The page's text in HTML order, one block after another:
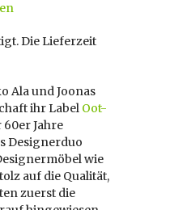
Die Lieferzeit
Ala und Joonas
ihr Label Oot-
Jahre
Designerduo
wie
auf die Qualität,
zuerst die